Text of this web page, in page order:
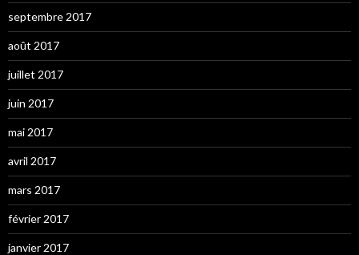
septembre 2017
août 2017
juillet 2017
juin 2017
mai 2017
avril 2017
mars 2017
février 2017
janvier 2017